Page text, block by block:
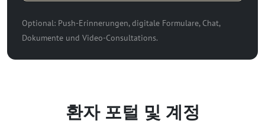
Optional: Push-Erinnerungen, digitale Formulare, Chat,
Dokumente und Video-Consultations.
환자 포털 및 계정